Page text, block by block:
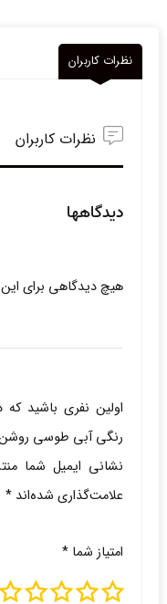
نظرات کاربران
نظرات کاربران
دیدگاهها
هیچ دیدگاهی برای
اولین نفری باشید که
رنگی آبی طوسی
نشانی ایمیل شما
علامت‌گذاری شده‌اند *
امتیاز شما *